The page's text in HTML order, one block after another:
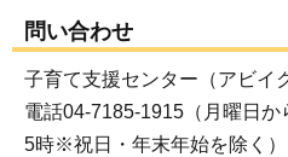
問い合わせ
子育て支援センター（アビイ
電話04-7185-1915（月曜日
5時※祝日・年末年始を除く）